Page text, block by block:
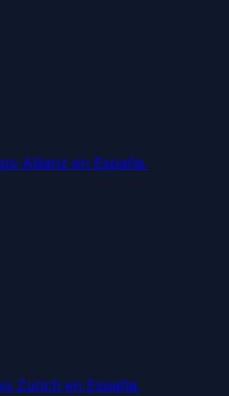
Allianz en España.
Zurich en España.